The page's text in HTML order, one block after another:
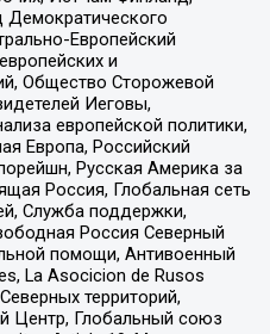
Демократического
Европейский
и
Общество Сторожевой
Иеговы,
европейской политики,
Европа, Российский
Русская Америка за
Россия, Глобальная сеть
Служба поддержки,
Россия Северный
помощи, Антивоенный
La Asocicion de Rusos
территорий,
Центр, Глобальный союз